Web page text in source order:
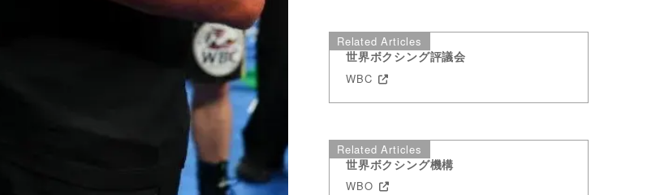
Related Articles
世界ボクシング評議会
WBC
Related Articles
世界ボクシング機構
WBO